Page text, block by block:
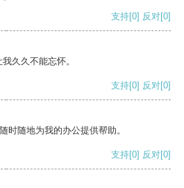
支持[0] 反对[0]
久久不能忘怀。
支持[0] 反对[0]
时随地为我的办公提供帮助。
支持[0] 反对[0]